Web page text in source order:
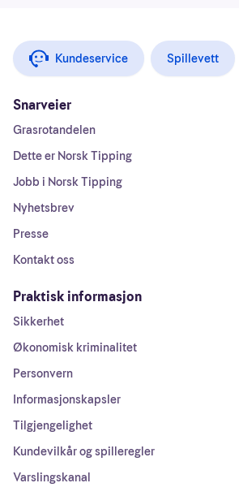
Kundeservice Spillevett
Snarveier
Grasrotandelen
Dette er Norsk Tipping
Jobb i Norsk Tipping
Nyhetsbrev
Presse
Kontakt oss
Praktisk informasjon
Sikkerhet
Økonomisk kriminalitet
Personvern
Informasjonskapsler
Tilgjengelighet
Kundevilkår og spilleregler
Varslingskanal